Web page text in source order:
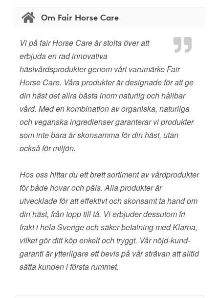
Om Fair Horse Care
Vi på fair Horse Care är stolta över att
erbjuda en rad innovativa
hästvårdsprodukter genom vårt varumärke Fair
Horse Care. Våra produkter är designade för att ge
din häst det allra bästa inom naturlig och hållbar
vård. Med en kombination av organiska, naturliga
och veganska ingredienser garanterar vi produkter
som inte bara är skonsamma för din häst, utan
också för miljön.
Hos oss hittar du ett brett sortiment av vårdprodukter
för både hovar och päls. Alla produkter är
utvecklade för att effektivt och skonsamt ta hand om
din häst, från topp till tå. Vi erbjuder dessutom fri
frakt i hela Sverige och säker betalning med Klarna,
vilket gör ditt köp enkelt och tryggt. Vår nöjd-kund-
garanti är ytterligare ett bevis på vår strävan att alltid
sätta kunden i första rummet.